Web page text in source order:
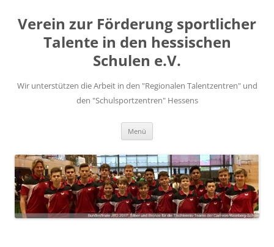
springen
Verein zur Förderung sportlicher
Talente in den hessischen
Schulen e.V.
Wir unterstützen die Arbeit in den "Regionalen Talentzentren" und
den "Schulsportzentren" Hessens
Menü